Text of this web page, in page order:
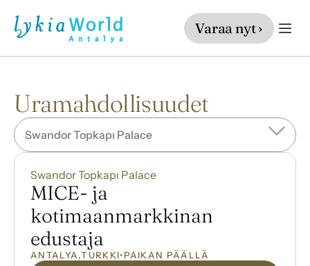
Uramahdollisuudet
Swandor Topkapı Palace
Swandor Topkapı Palace
MICE- ja
kotimaanmarkkinan
edustaja
ANTALYA,TURKKI•PAIKAN PÄÄLLÄ
Varaa nyt ›